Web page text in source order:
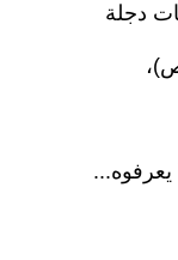
دجلة
يعرفوه...